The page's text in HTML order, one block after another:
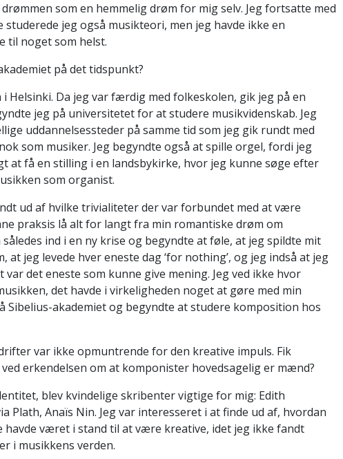
som en hemmelig drøm for mig selv. Jeg fortsatte med
jeg også musikteori, men jeg havde ikke en
til noget som helst.
på det tidspunkt?
Helsinki. Da jeg var færdig med folkeskolen, gik jeg på en
jeg på universitetet for at studere musikvidenskab. Jeg
uddannelsessteder på samme tid som jeg gik rundt med
som musiker. Jeg begyndte også at spille orgel, fordi jeg
få en stilling i en landsbykirke, hvor jeg kunne søge efter
som organist.
ud af hvilke trivialiteter der var forbundet med at være
praksis lå alt for langt fra min romantiske drøm om
ind i en ny krise og begyndte at føle, at jeg spildte mit
at jeg levede hver eneste dag ‘for nothing’, og jeg indså at jeg
det eneste som kunne give mening. Jeg ved ikke hvor
det havde i virkeligheden noget at gøre med min
Sibelius-akademiet og begyndte at studere komposition hos
var ikke opmuntrende for den kreative impuls. Fik
erkendelsen om at komponister hovedsagelig er mænd?
blev kvindelige skribenter vigtige for mig: Edith
Plath, Anaïs Nin. Jeg var interesseret i at finde ud af, hvordan
været i stand til at være kreative, idet jeg ikke fandt
i musikkens verden.